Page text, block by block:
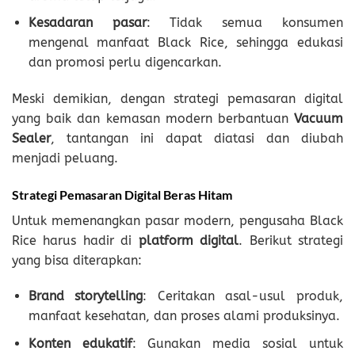
Kesadaran pasar: Tidak semua konsumen
mengenal manfaat Black Rice, sehingga edukasi
dan promosi perlu digencarkan.
Meski demikian, dengan strategi pemasaran digital
yang baik dan kemasan modern berbantuan Vacuum
Sealer, tantangan ini dapat diatasi dan diubah
menjadi peluang.
Strategi Pemasaran Digital Beras Hitam
Untuk memenangkan pasar modern, pengusaha Black
Rice harus hadir di platform digital. Berikut strategi
yang bisa diterapkan:
Brand storytelling: Ceritakan asal-usul produk,
manfaat kesehatan, dan proses alami produksinya.
Konten edukatif: Gunakan media sosial untuk